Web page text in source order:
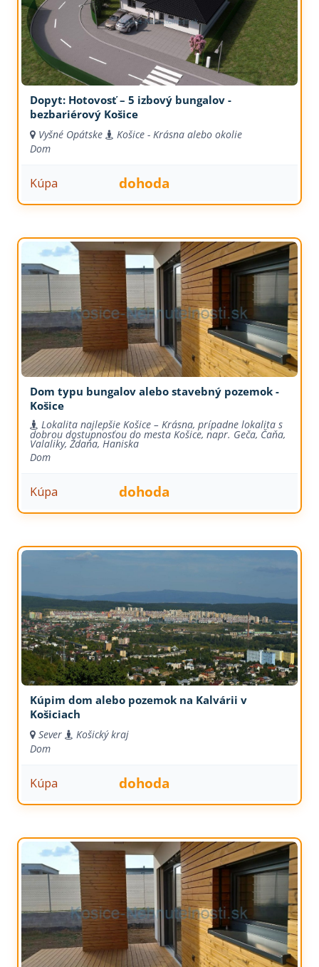
Dopyt: Hotovosť – 5 izbový bungalov -
bezbariérový Košice
Vyšné Opátske
Košice - Krásna alebo okolie
Dom
Kúpa dohoda
Dom typu bungalov alebo stavebný pozemok -
Košice
Lokalita najlepšie Košice – Krásna, prípadne lokalita s
dobrou dostupnosťou do mesta Košice, napr. Geča, Čaňa,
Valaliky, Ždaňa, Haniska
Dom
Kúpa dohoda
Kúpim dom alebo pozemok na Kalvárii v
Košiciach
Sever
Košický kraj
Dom
Kúpa dohoda